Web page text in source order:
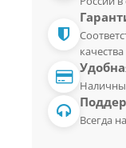
качества
Всегда